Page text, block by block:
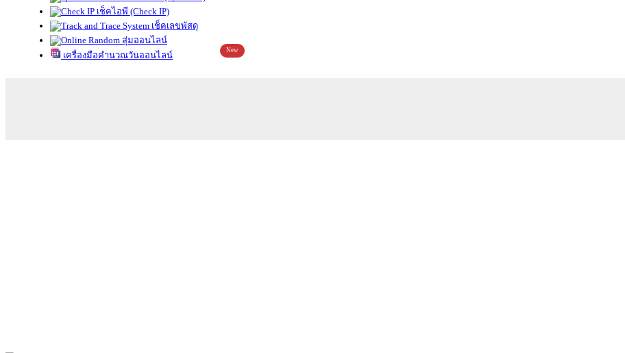
เช็คไอพี (Check IP)
เช็คเลขพัสดุ
สุ่มออนไลน์
เครื่องมือคำนวณวันออนไลน์
New